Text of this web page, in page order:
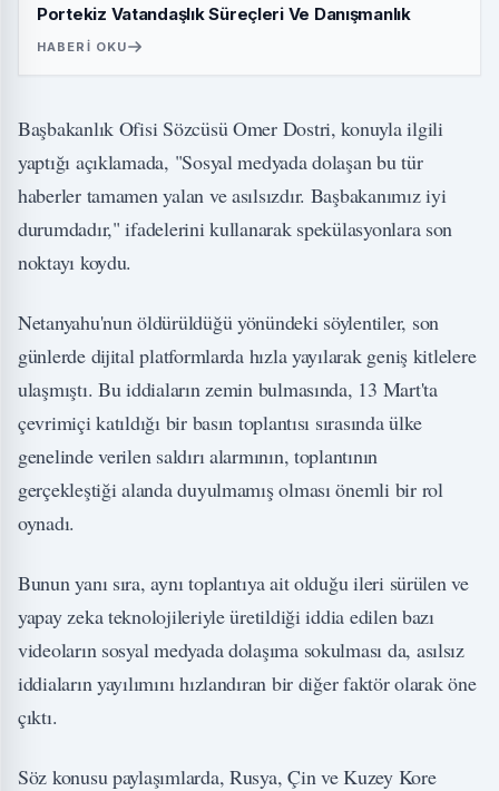
Portekiz Vatandaşlık Süreçleri Ve Danışmanlık
HABERI OKU
Başbakanlık Ofisi Sözcüsü Omer Dostri, konuyla ilgili
yaptığı açıklamada, "Sosyal medyada dolaşan bu tür
haberler tamamen yalan ve asılsızdır. Başbakanımız iyi
durumdadır," ifadelerini kullanarak spekülasyonlara son
noktayı koydu.
Netanyahu'nun öldürüldüğü yönündeki söylentiler, son
günlerde dijital platformlarda hızla yayılarak geniş kitlelere
ulaşmıştı. Bu iddiaların zemin bulmasında, 13 Mart'ta
çevrimiçi katıldığı bir basın toplantısı sırasında ülke
genelinde verilen saldırı alarmının, toplantının
gerçekleştiği alanda duyulmamış olması önemli bir rol
oynadı.
Bunun yanı sıra, aynı toplantıya ait olduğu ileri sürülen ve
yapay zeka teknolojileriyle üretildiği iddia edilen bazı
videoların sosyal medyada dolaşıma sokulması da, asılsız
iddiaların yayılımını hızlandıran bir diğer faktör olarak öne
çıktı.
Söz konusu paylaşımlarda, Rusya, Çin ve Kuzey Kore